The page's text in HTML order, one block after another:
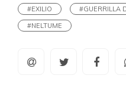
#EXILIO
#GUERRILLA
#NELTUME